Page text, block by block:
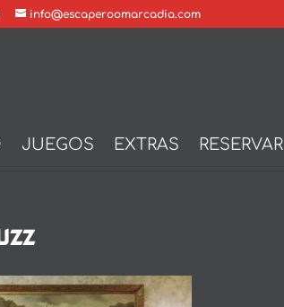
info@escaperoomarcadia.com
JUEGOS EXTRAS RESERVAR